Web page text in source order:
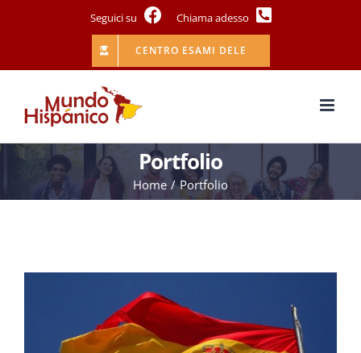
Seguici su Chiama adesso
CENTRO ESAMI DELE
Portfolio
Home Portfolio